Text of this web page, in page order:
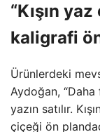
“Kışın
kaligrafi
Ürünlerdeki
Aydoğan,
yazın satılır.
çiçeği ön